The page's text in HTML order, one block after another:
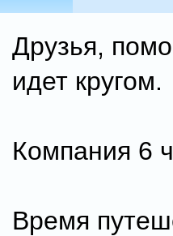
Друзья,
идет кругом.
Компания 6
Время